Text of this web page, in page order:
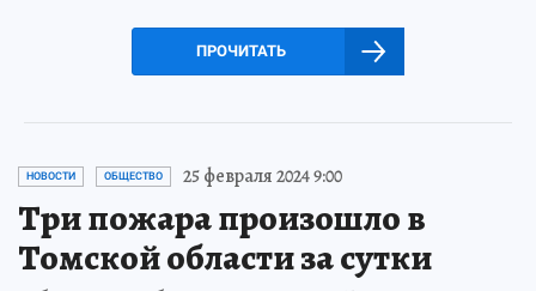
ПРОЧИТАТЬ
НОВОСТИ ОБЩЕСТВО 25 февраля 2024 9:00
Три пожара произошло в
Томской области за сутки